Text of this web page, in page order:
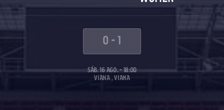
0 -1
SÁB. 16 AGO. - 18:00
VIANA , VIANA